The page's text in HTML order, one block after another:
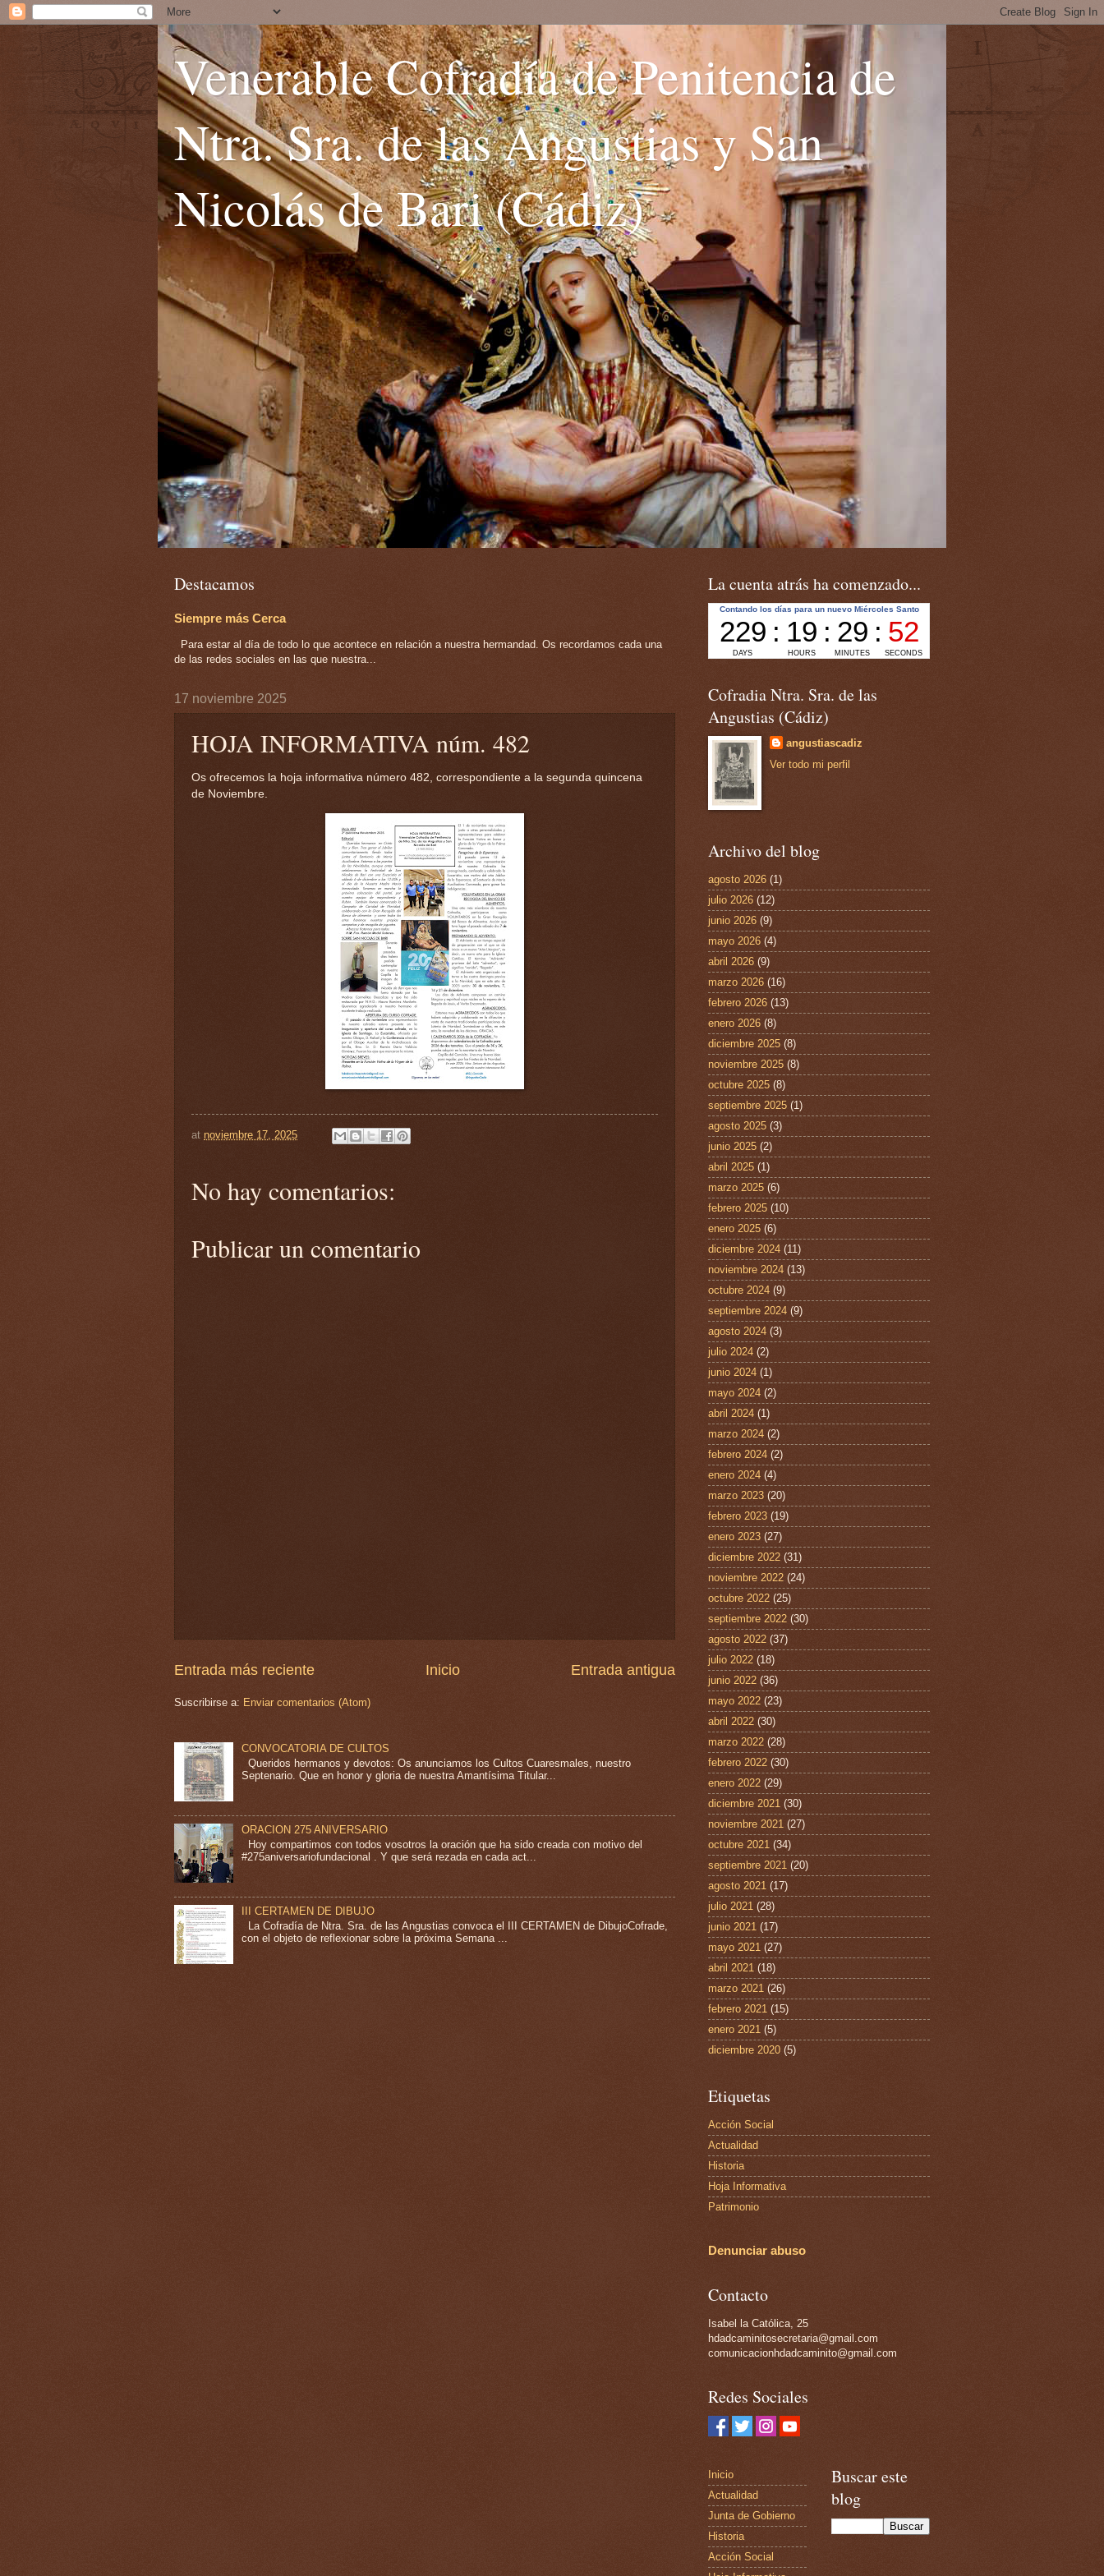
Venerable Cofradía de Penitencia de
Ntra. Sra. de las Angustias y San
Nicolás de Bari (Cádiz)
Destacamos
Siempre más Cerca
Para estar al día de todo lo que acontece en relación a nuestra hermandad. Os recordamos cada una
de las redes sociales en las que nuestra...
17 noviembre 2025
HOJA INFORMATIVA núm. 482
Os ofrecemos la hoja informativa número 482, correspondiente a la segunda quincena
de Noviembre.
at noviembre 17, 2025
No hay comentarios:
Publicar un comentario
Entrada más reciente Entrada antigua
Inicio
Suscribirse a: Enviar comentarios (Atom)
CONVOCATORIA DE CULTOS
Queridos hermanos y devotos: Os anunciamos los Cultos Cuaresmales, nuestro
Septenario. Que en honor y gloria de nuestra Amantísima Titular...
ORACION 275 ANIVERSARIO
Hoy compartimos con todos vosotros la oración que ha sido creada con motivo del
#275aniversariofundacional . Y que será rezada en cada act...
III CERTAMEN DE DIBUJO
La Cofradía de Ntra. Sra. de las Angustias convoca el III CERTAMEN de DibujoCofrade,
con el objeto de reflexionar sobre la próxima Semana ...
La cuenta atrás ha comenzado...
Cofradia Ntra. Sra. de las
Angustias (Cádiz)
angustiascadiz
Ver todo mi perfil
Archivo del blog
agosto 2026 (1)
julio 2026 (12)
junio 2026 (9)
mayo 2026 (4)
abril 2026 (9)
marzo 2026 (16)
febrero 2026 (13)
enero 2026 (8)
diciembre 2025 (8)
noviembre 2025 (8)
octubre 2025 (8)
septiembre 2025 (1)
agosto 2025 (3)
junio 2025 (2)
abril 2025 (1)
marzo 2025 (6)
febrero 2025 (10)
enero 2025 (6)
diciembre 2024 (11)
noviembre 2024 (13)
octubre 2024 (9)
septiembre 2024 (9)
agosto 2024 (3)
julio 2024 (2)
junio 2024 (1)
mayo 2024 (2)
abril 2024 (1)
marzo 2024 (2)
febrero 2024 (2)
enero 2024 (4)
marzo 2023 (20)
febrero 2023 (19)
enero 2023 (27)
diciembre 2022 (31)
noviembre 2022 (24)
octubre 2022 (25)
septiembre 2022 (30)
agosto 2022 (37)
julio 2022 (18)
junio 2022 (36)
mayo 2022 (23)
abril 2022 (30)
marzo 2022 (28)
febrero 2022 (30)
enero 2022 (29)
diciembre 2021 (30)
noviembre 2021 (27)
octubre 2021 (34)
septiembre 2021 (20)
agosto 2021 (17)
julio 2021 (28)
junio 2021 (17)
mayo 2021 (27)
abril 2021 (18)
marzo 2021 (26)
febrero 2021 (15)
enero 2021 (5)
diciembre 2020 (5)
Etiquetas
Acción Social
Actualidad
Historia
Hoja Informativa
Patrimonio
Denunciar abuso
Contacto
Isabel la Católica, 25
hdadcaminitosecretaria@gmail.com
comunicacionhdadcaminito@gmail.com
Redes Sociales
Inicio
Actualidad
Junta de Gobierno
Historia
Acción Social
Buscar este
blog